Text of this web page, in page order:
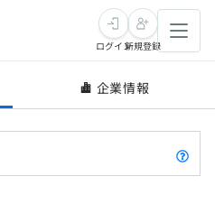
ログイン新規登録
企業情報